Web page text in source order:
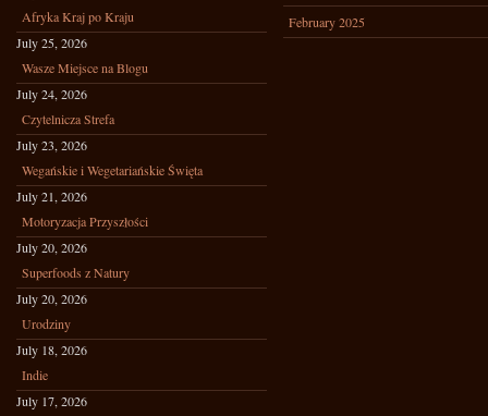
Afryka Kraj po Kraju
July 25, 2026
Wasze Miejsce na Blogu
July 24, 2026
Czytelnicza Strefa
July 23, 2026
Wegańskie i Wegetariańskie Święta
July 21, 2026
Motoryzacja Przyszłości
July 20, 2026
Superfoods z Natury
July 20, 2026
Urodziny
July 18, 2026
Indie
July 17, 2026
February 2025